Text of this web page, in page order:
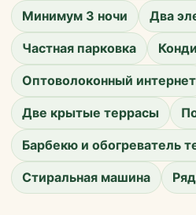
Минимум 3 ночи Два
Частная парковка
Оптоволоконный интернет
Две крытые террасы
Барбекю и обогреватель
Стиральная машина